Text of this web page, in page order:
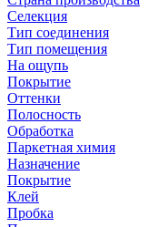
Селекция
Тип соединения
Тип помещения
На ощупь
Покрытие
Оттенки
Полосность
Обработка
Паркетная химия
Назначение
Покрытие
Клей
Пробка